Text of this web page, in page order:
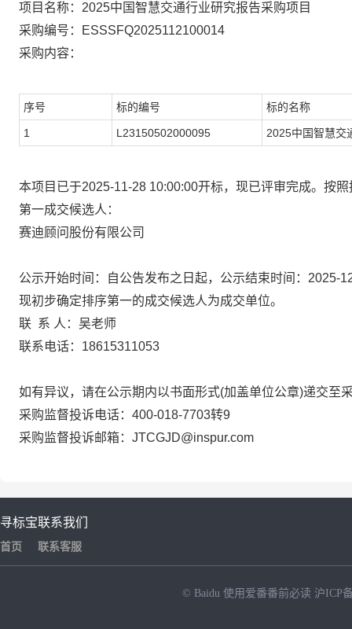
项目名称：2025中国智慧交通行业研究报告采购项目
采购编号：ESSSFQ2025112100014
采购内容：
序号 标的编号 标的名称
1 L23150502000095 2025中国智慧交
本项目已于2025-11-28 10:00:00开标，现已评审完成。按
第一成交候选人：
赛迪顾问股份有限公司
公示开始时间：自公告发布之日起，公示结束时间：2025-
现初步确定排序第一的成交候选人为成交单位。
联 系 人：吴老师
联系电话：18615311053
如有异议，请在公示期内以书面形式(加盖单位公章)递交至
采购监督投诉电话：400-018-7703转9
采购监督投诉邮箱：JTCGJD@inspur.com
寻标宝
首页
联系我们
联系客服
© Baidu 使用爱番番前必读 沪ICP